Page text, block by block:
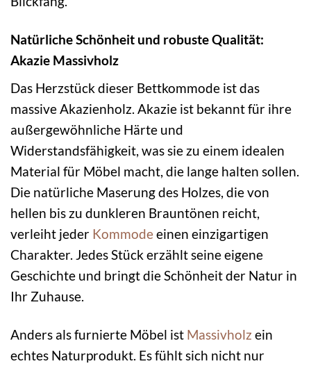
Natürliche Schönheit und robuste Qualität:
Akazie Massivholz
Das Herzstück dieser Bettkommode ist das
massive Akazienholz. Akazie ist bekannt für ihre
außergewöhnliche Härte und
Widerstandsfähigkeit, was sie zu einem idealen
Material für Möbel macht, die lange halten sollen.
Die natürliche Maserung des Holzes, die von
hellen bis zu dunkleren Brauntönen reicht,
verleiht jeder Kommodeeinen einzigartigen
Charakter. Jedes Stück erzählt seine eigene
Geschichte und bringt die Schönheit der Natur in
Ihr Zuhause.
Anders als furnierte Möbel ist Massivholz ein
echtes Naturprodukt. Es fühlt sich nicht nur